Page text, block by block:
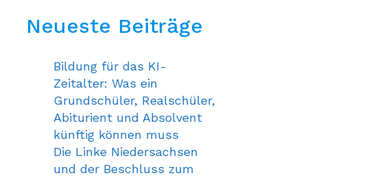
Neueste Beiträge
Bildung für das KI-
Zeitalter: Was ein
Grundschüler, Realschüler,
Abiturient und Absolvent
künftig können muss
Die Linke Niedersachsen
und der Beschluss zum